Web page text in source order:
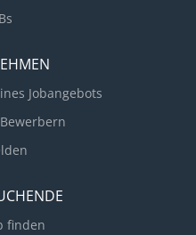
Jobangebots
finden